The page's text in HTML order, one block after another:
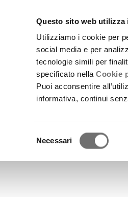
Questo sito web utilizza
Utilizziamo i cookie per
social media e per
tecnologie simili per
specificato nellaCookie
Puoi acconsentire
informativa, continui
Necessari